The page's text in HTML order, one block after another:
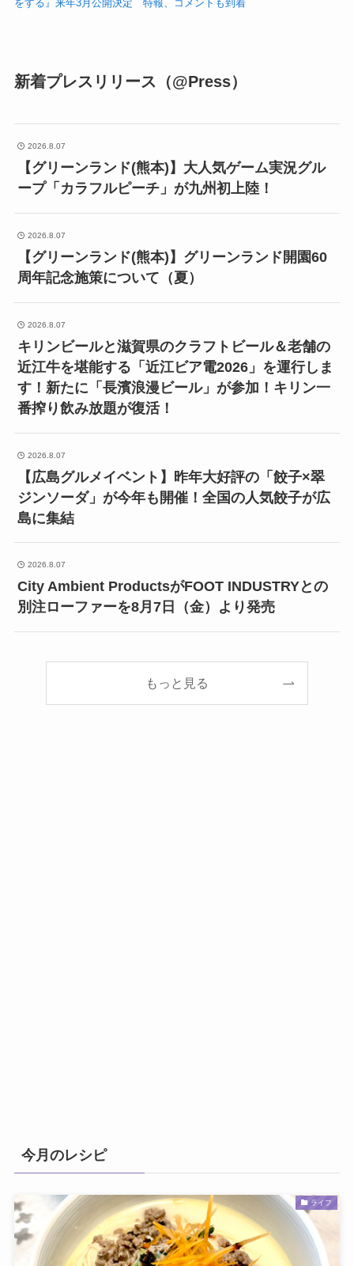
をする』来年3月公開決定 特報、コメントも到着
新着プレスリリース（@Press）
2026.8.07
【グリーンランド(熊本)】大人気ゲーム実況グル
ープ「カラフルピーチ」が九州初上陸！
2026.8.07
【グリーンランド(熊本)】グリーンランド開園60
周年記念施策について（夏）
2026.8.07
キリンビールと滋賀県のクラフトビール＆老舗の
近江牛を堪能する「近江ビア電2026」を運行しま
す！新たに「長濱浪漫ビール」が参加！キリン一
番搾り飲み放題が復活！
2026.8.07
【広島グルメイベント】昨年大好評の「餃子×翠
ジンソーダ」が今年も開催！全国の人気餃子が広
島に集結
2026.8.07
City Ambient ProductsがFOOT INDUSTRYとの
別注ローファーを8月7日（金）より発売
もっと見る
今月のレシピ
ライフ